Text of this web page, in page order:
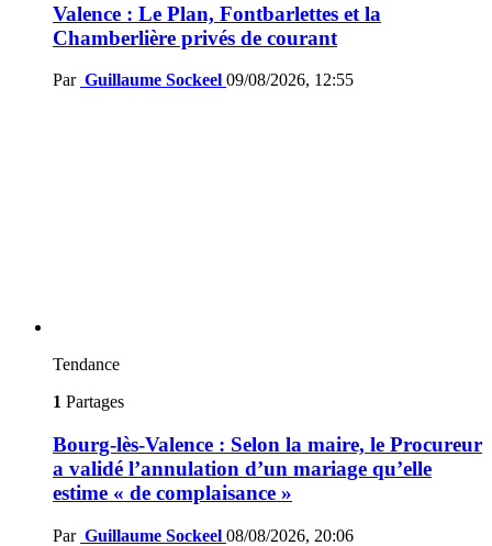
Valence : Le Plan, Fontbarlettes et la
Chamberlière privés de courant
Par Guillaume Sockeel 09/08/2026, 12:55
Tendance
1 Partages
Bourg-lès-Valence : Selon la maire, le Procureur
a validé l’annulation d’un mariage qu’elle
estime « de complaisance »
Par Guillaume Sockeel 08/08/2026, 20:06